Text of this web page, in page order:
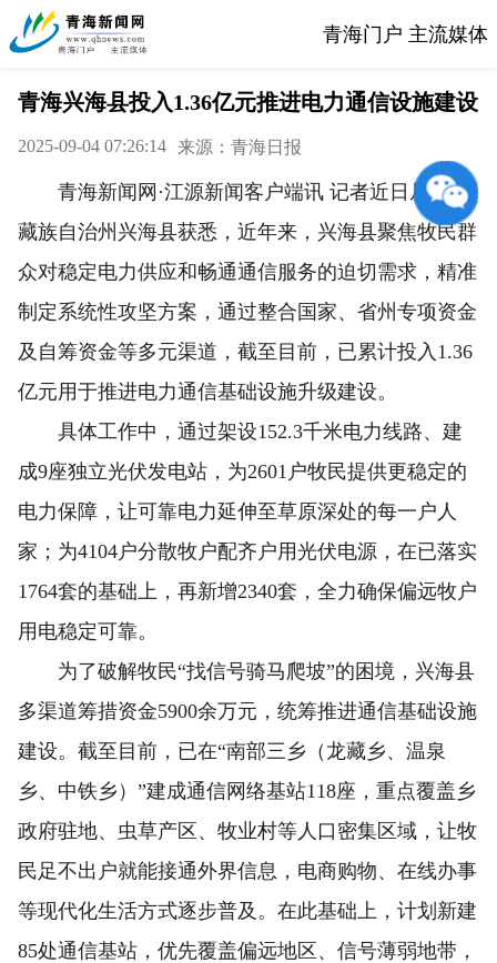
青海门户 主流媒体
青海兴海县投入1.36亿元推进电力通信设施建设
2025-09-04 07:26:14 来源：青海日报
青海新闻网·江源新闻客户端讯 记者近日从海南
藏族自治州兴海县获悉，近年来，兴海县聚焦牧民群
众对稳定电力供应和畅通通信服务的迫切需求，精准
制定系统性攻坚方案，通过整合国家、省州专项资金
及自筹资金等多元渠道，截至目前，已累计投入1.36
亿元用于推进电力通信基础设施升级建设。
具体工作中，通过架设152.3千米电力线路、建
成9座独立光伏发电站，为2601户牧民提供更稳定的
电力保障，让可靠电力延伸至草原深处的每一户人
家；为4104户分散牧户配齐户用光伏电源，在已落实
1764套的基础上，再新增2340套，全力确保偏远牧户
用电稳定可靠。
为了破解牧民“找信号骑马爬坡”的困境，兴海县
多渠道筹措资金5900余万元，统筹推进通信基础设施
建设。截至目前，已在“南部三乡（龙藏乡、温泉
乡、中铁乡）”建成通信网络基站118座，重点覆盖乡
政府驻地、虫草产区、牧业村等人口密集区域，让牧
民足不出户就能接通外界信息，电商购物、在线办事
等现代化生活方式逐步普及。在此基础上，计划新建
85处通信基站，优先覆盖偏远地区、信号薄弱地带，